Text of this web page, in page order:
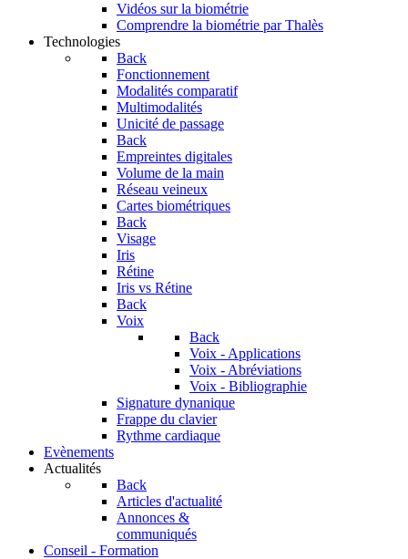
Vidéos sur la biométrie
Comprendre la biométrie par Thalès
Technologies
Back
Fonctionnement
Modalités comparatif
Multimodalités
Unicité de passage
Back
Empreintes digitales
Volume de la main
Réseau veineux
Cartes biométriques
Back
Visage
Iris
Rétine
Iris vs Rétine
Back
Voix
Back
Voix - Applications
Voix - Abréviations
Voix - Bibliographie
Signature dynanique
Frappe du clavier
Rythme cardiaque
Evènements
Actualités
Back
Articles d'actualité
Annonces &
communiqués
Conseil - Formation